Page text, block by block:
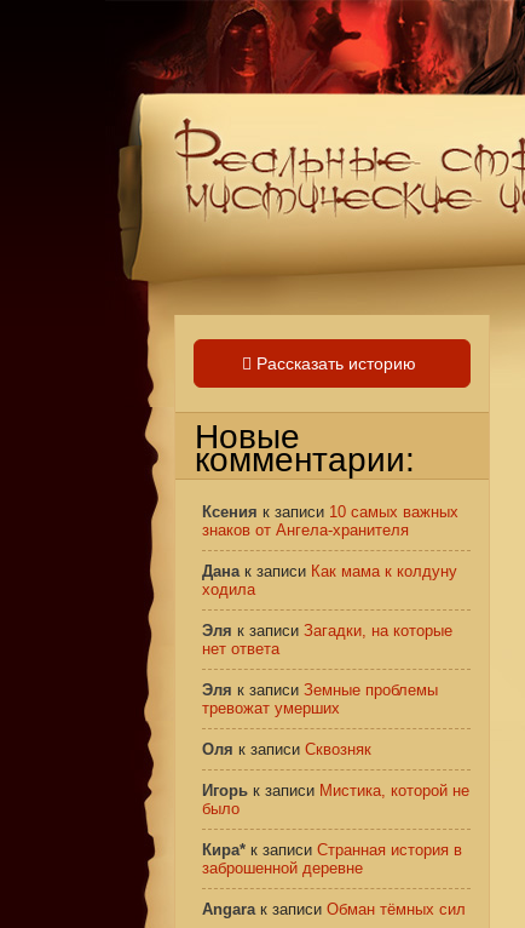
Рассказать историю
Новые
комментарии:
Ксения к записи 10 самых важных
знаков от Ангела-хранителя
Данак записи Как мама к колдуну
ходила
Эля к записи Загадки, на которые
нет ответа
Эля к записи Земные проблемы
тревожат умерших
Оля к записи Сквозняк
Игорь к записи Мистика, которой не
было
Кира* к записи Странная история в
заброшенной деревне
Angaraк записи Обман тёмных сил